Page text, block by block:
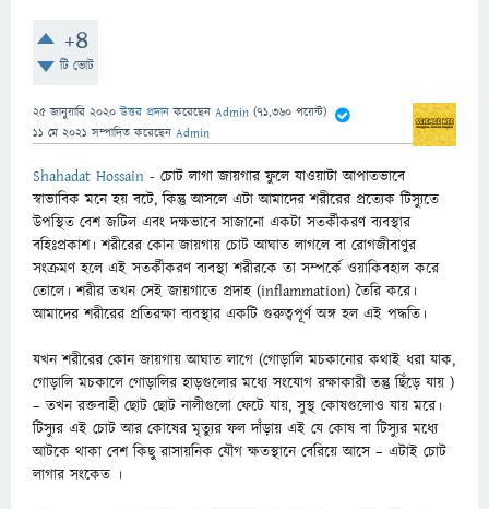
+4
টি ভোট
25 জানুয়ারি 2020 উত্তর প্রদান করেছেন Admin (71,360 পয়েন্ট)
11 মে 2021 সম্পাদিত করেছেন Admin
Shahadat Hossain - চোট লাগা জায়গার ফুলে যাওয়াটা আপাতভাবে
স্বাভাবিক মনে হয় বটে, কিন্তু আসলে এটা আমাদের শরীরের প্রত্যেক টিস্যুতে
উপস্থিত বেশ জটিল এবং দক্ষভাবে সাজানো একটা সতর্কীকরণ ব্যবস্থার
বহিঃপ্রকাশ। শরীরের কোন জায়গায় চোট আঘাত লাগলে বা রোগজীবাণুর
সংক্রমণ হলে এই সতর্কীকরণ ব্যবস্থা শরীরকে তা সম্পর্কে ওয়াকিবহাল করে
তোলে। শরীর তখন সেই জায়গাতে প্রদাহ (inflammation) তৈরি করে।
আমাদের শরীরের প্রতিরক্ষা ব্যবস্থার একটি গুরুত্বপূর্ণ অঙ্গ হল এই পদ্ধতি।
যখন শরীরের কোন জায়গায় আঘাত লাগে (গোড়ালি মচকানোর কথাই ধরা যাক,
গোড়ালি মচকালে গোড়ালির হাড়গুলোর মধ্যে সংযোগ রক্ষাকারী তন্তু ছিঁড়ে যায় )
– তখন রক্তবাহী ছোট ছোট নালীগুলো ফেটে যায়, সুস্থ কোষগুলোও যায় মরে।
টিস্যুর এই চোট আর কোষের মৃত্যুর ফল দাঁড়ায় এই যে কোষ বা টিস্যুর মধ্যে
আটকে থাকা বেশ কিছু রাসায়নিক যৌগ ক্ষতস্থানে বেরিয়ে আসে – এটাই চোট
লাগার সংকেত ।